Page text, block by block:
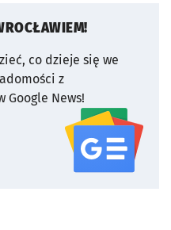
co dzieje się we
z
Google News!
serwisu